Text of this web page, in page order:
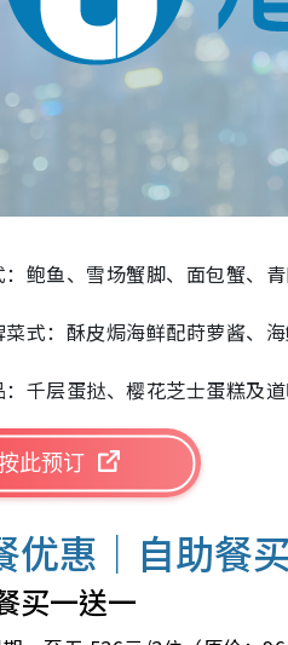
：鲍鱼、雪场蟹脚、面包蟹、
菜式：酥皮焗海鲜配莳萝酱、
千层蛋挞、樱花芝士蛋糕及
此预订
优惠｜ 自助餐
买一送一